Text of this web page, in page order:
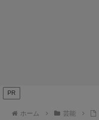
PR
ホーム 芸能